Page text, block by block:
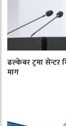
ढल्केबर ट्रमा
माग